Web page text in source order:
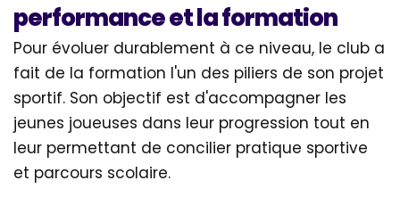
performance et la formation
Pour évoluer durablement à ce niveau, le club a
fait de la formation l'un des piliers de son projet
sportif. Son objectif est d'accompagner les
jeunes joueuses dans leur progression tout en
leur permettant de concilier pratique sportive
et parcours scolaire.